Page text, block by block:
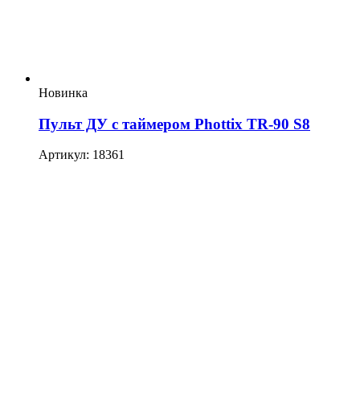
Новинка
Пульт ДУ с таймером Phottix TR-90 S8
Артикул: 18361